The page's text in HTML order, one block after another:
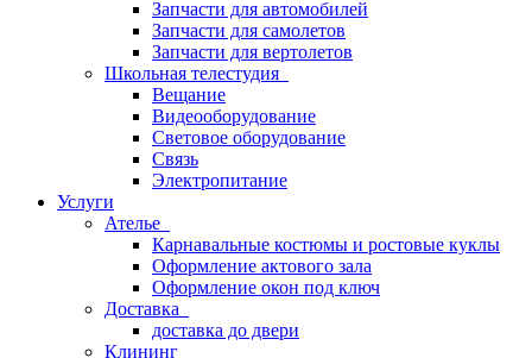
Запчасти для автомобилей
Запчасти для самолетов
Запчасти для вертолетов
Школьная телестудия
Вещание
Видеооборудование
Световое оборудование
Связь
Электропитание
Услуги
Ателье
Карнавальные костюмы и ростовые куклы
Оформление актового зала
Оформление окон под ключ
Доставка
доставка до двери
Клининг